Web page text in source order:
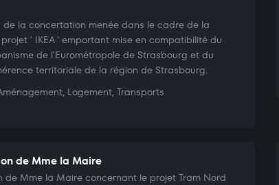
de la concertation menée dans le cadre de la
' IKEA ' emportant mise en compatibilité du
de l'Eurométropole de Strasbourg et du
territoriale de la région de Strasbourg.
Logement, Transports
de Mme la Maire
de Mme la Maire concernant le projet Tram Nord